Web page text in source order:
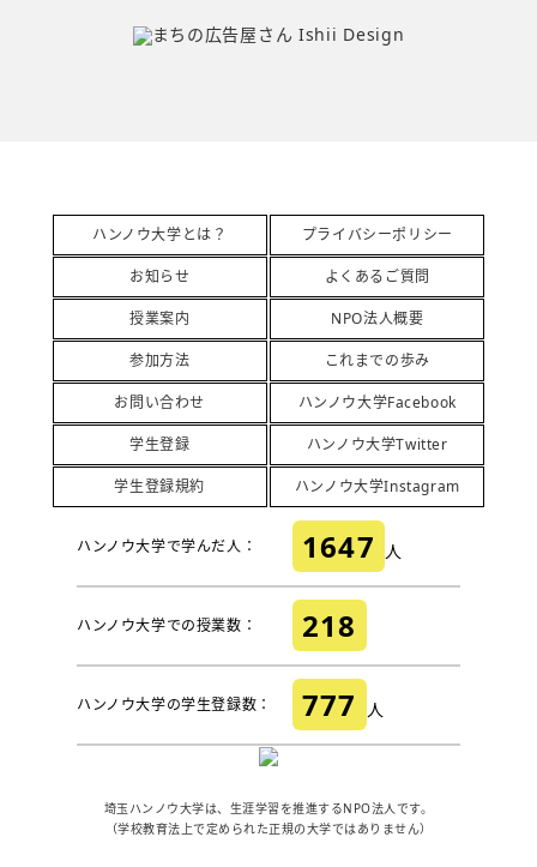
ハンノウ大学とは？
お知らせ
授業案内
参加方法
お問い合わせ
学生登録
学生登録規約
プライバシーポリシー
よくあるご質問
NPO法人概要
これまでの歩み
ハンノウ大学Facebook
ハンノウ大学Twitter
ハンノウ大学Instagram
ハンノウ大学で学んだ人： 1647 人
ハンノウ大学での授業数： 218
ハンノウ大学の学生登録数： 777 人
埼玉ハンノウ大学は、生涯学習を推進するNPO法人です。
（学校教育法上で定められた正規の大学ではありません）